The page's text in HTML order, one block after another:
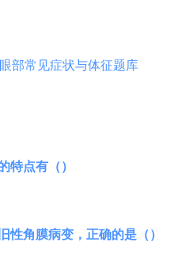
眼部常见症状与体征题库
特点有（）
性角膜病变，正确的是（）